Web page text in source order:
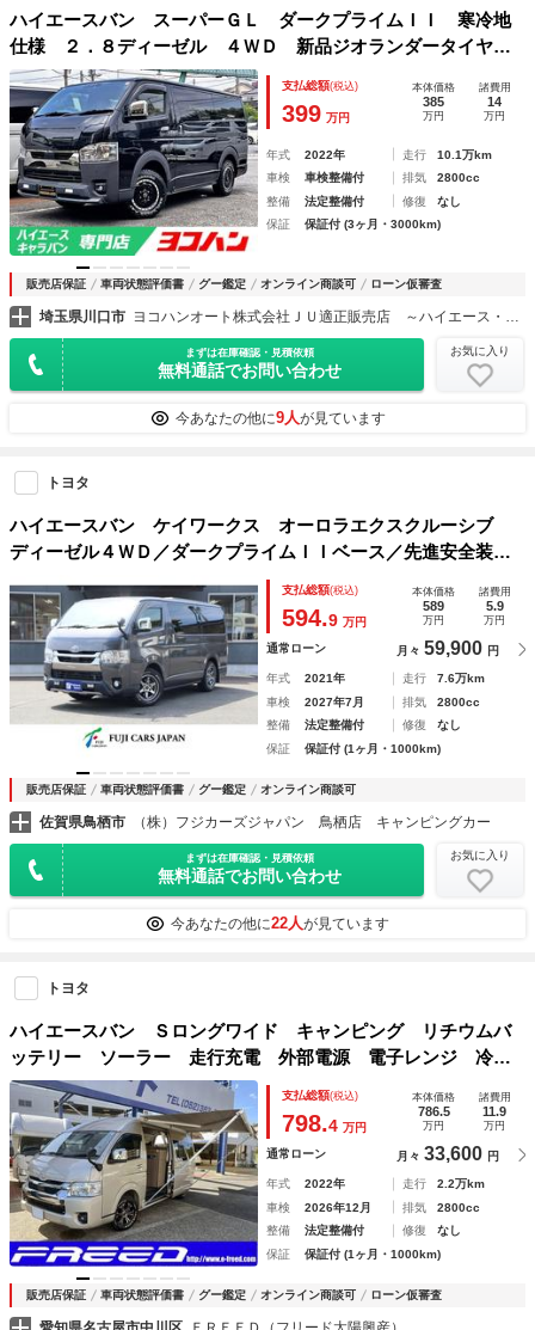
ハイエースバン スーパーＧＬ ダークプライムＩＩ 寒冷地
仕様 ２．８ディーゼル ４ＷＤ 新品ジオランダータイヤ
ＡＷ１５インチ バッドフェイス バンパーガード シートカ
バー 木目調パネル 電動スライドドア デジタルルームミラ
ー メモリナビ
支払総額(税込)
399 万円
本体価格
385
万円
諸費用
14
万円
年式 2022年 走行
10.1万km
車検
車検整備付 排気
2800cc
整備
法定整備付 修復
なし
保証
保証付 (3ヶ月・3000km)
販売店保証 車両状態評価書 グー鑑定 オンライン商談可 ローン仮審査
埼玉県川口市 ヨコハンオート株式会社ＪＵ適正販売店 ～ハイエース・キャラバン専門店～
まずは在庫確認・見積依頼
無料通話でお問い合わせ
お気に入り
今あなたの他に9人が見ています
トヨタ
ハイエースバン ケイワークス オーロラエクスクルーシブ
ディーゼル４ＷＤ／ダークプライムＩＩベース／先進安全装備
／リチウム３００Ａｈ／１００Ｖクーラー／１５００Ｗインバ
ーター／電子レンジ／冷蔵庫／ソーラーパネル／ＴＲＤエアロ
／前後ドラレコ／キャンピングカー
支払総額(税込)
594.9 万円
本体価格
589
万円
諸費用
5.9
万円
通常ローン 月々 59,900 円
年式 2021年 走行
7.6万km
車検
2027年7月 排気
2800cc
整備
法定整備付 修復
なし
保証
保証付 (1ヶ月・1000km)
販売店保証 車両状態評価書 グー鑑定 オンライン商談可
佐賀県鳥栖市 （株）フジカーズジャパン 鳥栖店 キャンピングカー
まずは在庫確認・見積依頼
無料通話でお問い合わせ
お気に入り
今あなたの他に22人が見ています
トヨタ
ハイエースバン Ｓロングワイド キャンピング リチウムバ
ッテリー ソーラー 走行充電 外部電源 電子レンジ 冷蔵
庫 簡易トイレ 全方位カメラ カーナビ フルセグＴＶ リ
アモニター ８人乗 社外アルミ ディーゼル車 ４ＷＤ セ
ーフティーセンス ワイド スーパーロング ハイルーフ
支払総額(税込)
798.4 万円
本体価格
786.5
万円
諸費用
11.9
万円
通常ローン 月々 33,600 円
年式 2022年 走行
2.2万km
車検
2026年12月 排気
2800cc
整備
法定整備付 修復
なし
保証
保証付 (1ヶ月・1000km)
販売店保証 車両状態評価書 グー鑑定 オンライン商談可 ローン仮審査